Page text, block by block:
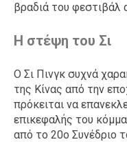
βραδιά του φεστιβάλ
Η στέψη του Σι
Ο Σι Πινγκ συχνά
της Κίνας από την
πρόκειται να
επικεφαλής του
από το 20ο Συνέδριο